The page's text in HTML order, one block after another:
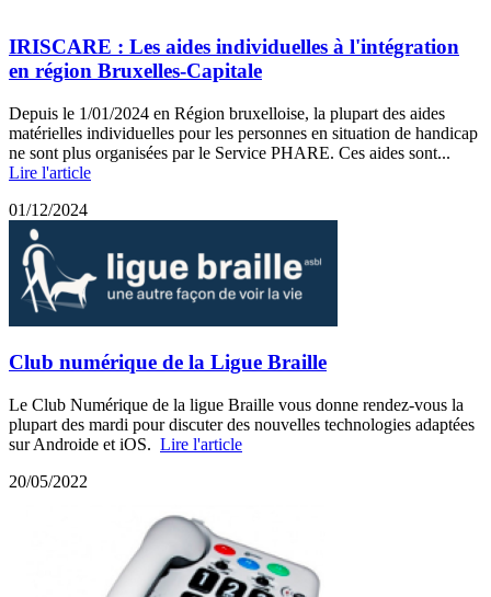
IRISCARE : Les aides individuelles à l'intégration
en région Bruxelles-Capitale
Depuis le 1/01/2024 en Région bruxelloise, la plupart des aides
matérielles individuelles pour les personnes en situation de handicap
ne sont plus organisées par le Service PHARE. Ces aides sont...
Lire l'article
01/12/2024
Club numérique de la Ligue Braille
Le Club Numérique de la ligue Braille vous donne rendez-vous la
plupart des mardi pour discuter des nouvelles technologies adaptées
sur Androide et iOS. Lire l'article
20/05/2022